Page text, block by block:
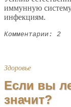
иммунную
инфекциям.
Комментарии: 2
Здоровье
Если вы
значит?